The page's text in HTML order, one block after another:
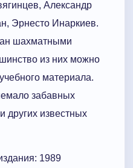
Александр
Эрнесто Инаркиев.
шахматными
из них можно
материала.
забавных
других известных
1989